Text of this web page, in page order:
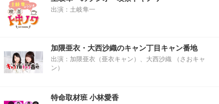
出演：土岐隼一
加隈亜衣・大西沙織のキャン丁目キャン番地
出演：加隈亜衣（亜衣キャン）、大西沙織 （さおキャ
ン）
特命取材班 小林愛香